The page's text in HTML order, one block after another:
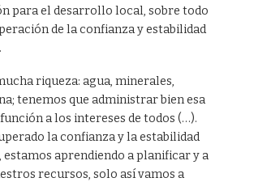
para el desarrollo local, sobre todo
de la confianza y estabilidad
riqueza: agua, minerales,
tenemos que administrar bien esa
a los intereses de todos (…).
la confianza y la estabilidad
estamos aprendiendo a planificar y a
recursos, solo así vamos a